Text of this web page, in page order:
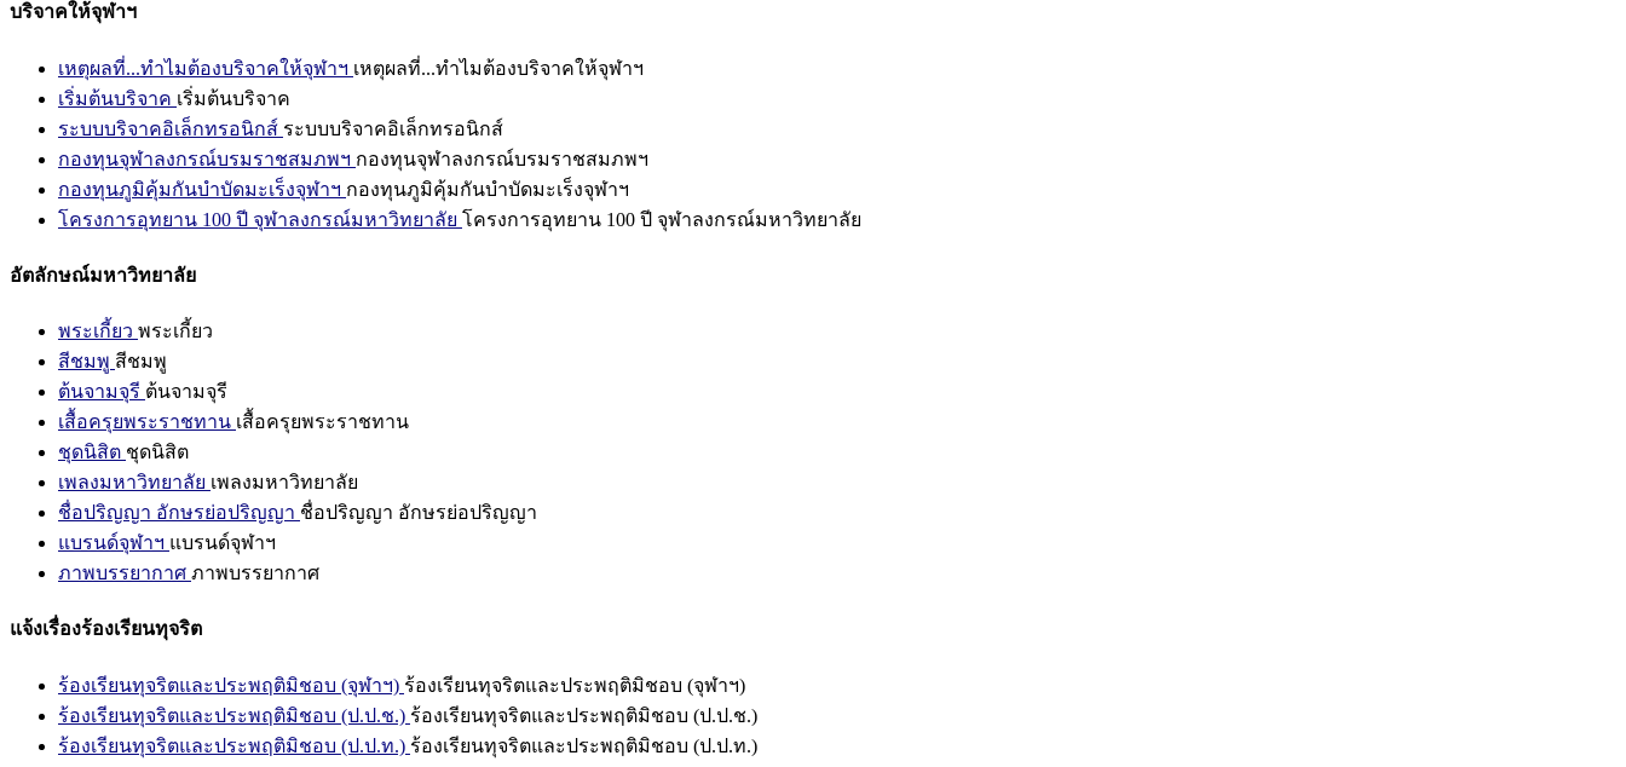
บริจาคให้จุฬาฯ
เหตุผลที่...ทำไมต้องบริจาคให้จุฬาฯ เหตุผลที่...ทำไมต้องบริจาคให้จุฬาฯ
เริ่มต้นบริจาค เริ่มต้นบริจาค
ระบบบริจาคอิเล็กทรอนิกส์ ระบบบริจาคอิเล็กทรอนิกส์
กองทุนจุฬาลงกรณ์บรมราชสมภพฯ กองทุนจุฬาลงกรณ์บรมราชสมภพฯ
กองทุนภูมิคุ้มกันบำบัดมะเร็งจุฬาฯ กองทุนภูมิคุ้มกันบำบัดมะเร็งจุฬาฯ
โครงการอุทยาน 100 ปี จุฬาลงกรณ์มหาวิทยาลัย โครงการอุทยาน 100 ปี จุฬาลงกรณ์มหาวิทยาลัย
อัตลักษณ์มหาวิทยาลัย
พระเกี้ยว พระเกี้ยว
สีชมพู สีชมพู
ต้นจามจุรี ต้นจามจุรี
เสื้อครุยพระราชทาน เสื้อครุยพระราชทาน
ชุดนิสิต ชุดนิสิต
เพลงมหาวิทยาลัย เพลงมหาวิทยาลัย
ชื่อปริญญา อักษรย่อปริญญา ชื่อปริญญา อักษรย่อปริญญา
แบรนด์จุฬาฯ แบรนด์จุฬาฯ
ภาพบรรยากาศ ภาพบรรยากาศ
แจ้งเรื่องร้องเรียนทุจริต
ร้องเรียนทุจริตและประพฤติมิชอบ (จุฬาฯ) ร้องเรียนทุจริตและประพฤติมิชอบ (จุฬาฯ)
ร้องเรียนทุจริตและประพฤติมิชอบ (ป.ป.ช.) ร้องเรียนทุจริตและประพฤติมิชอบ (ป.ป.ช.)
ร้องเรียนทุจริตและประพฤติมิชอบ (ป.ป.ท.) ร้องเรียนทุจริตและประพฤติมิชอบ (ป.ป.ท.)